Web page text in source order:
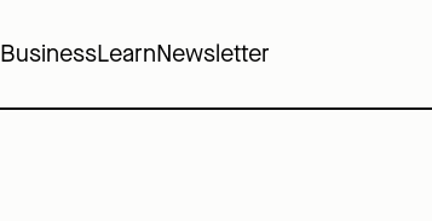
BusinessLearnNewsletter